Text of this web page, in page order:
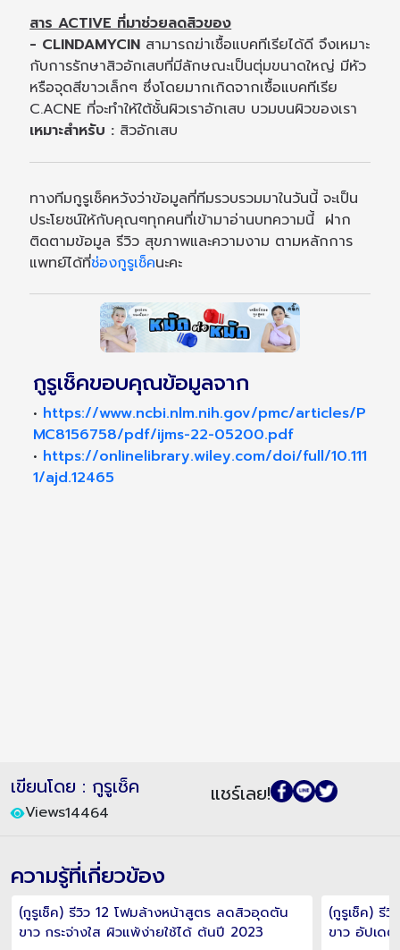
สาร ACTIVE ที่มาช่วยลดสิวของ
- CLINDAMYCIN สามารถฆ่าเชื้อแบคทีเรียได้ดี จึงเหมาะ
กับการรักษาสิวอักเสบที่มีลักษณะเป็นตุ่มขนาดใหญ่ มีหัว
หรือจุดสีขาวเล็กๆ ซึ่งโดยมากเกิดจากเชื้อแบคทีเรีย
C.ACNE ที่จะทำให้ใต้ชั้นผิวเราอักเสบ บวมบนผิวของเรา
เหมาะสำหรับ : สิวอักเสบ
ทางทีมกูรูเช็คหวังว่าข้อมูลที่ทีมรวบรวมมาในวันนี้ จะเป็น
ประโยชน์ให้กับคุณๆทุกคนที่เข้ามาอ่านบทความนี้ ฝาก
ติดตามข้อมูล รีวิว สุขภาพและความงาม ตามหลักการ
แพทย์ได้ที่ช่องกูรูเช็คนะคะ
กูรูเช็คขอบคุณข้อมูลจาก
• https://www.ncbi.nlm.nih.gov/pmc/articles/P
MC8156758/pdf/ijms-22-05200.pdf
• https://onlinelibrary.wiley.com/doi/full/10.111
1/ajd.12465
เขียนโดย : กูรูเช็ค
Views14464
แชร์เลย!
ความรู้ที่เกี่ยวข้อง
(กูรูเช็ค) รีวิว 12 โฟมล้างหน้าสูตร ลดสิวอุดตัน
ขาว กระจ่างใส ผิวแพ้ง่ายใช้ได้ ต้นปี 2023
(กูรูเช็ค) รี
ขาว อัปเดต